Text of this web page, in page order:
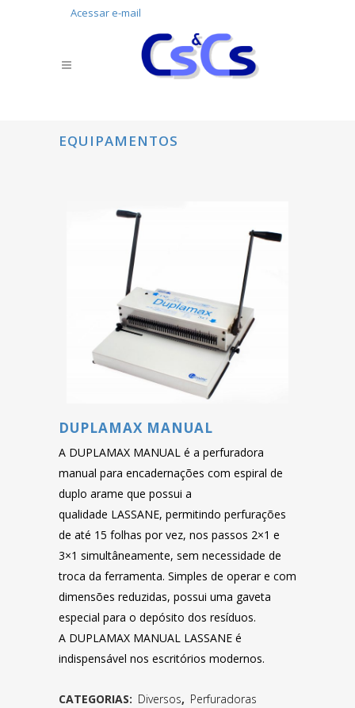
Acessar e-mail
EQUIPAMENTOS
DUPLAMAX MANUAL
A DUPLAMAX MANUAL é a perfuradora
manual para encadernações com espiral de
duplo arame que possui a
qualidade LASSANE, permitindo perfurações
de até 15 folhas por vez, nos passos 2×1 e
3×1 simultâneamente, sem necessidade de
troca da ferramenta. Simples de operar e com
dimensões reduzidas, possui uma gaveta
especial para o depósito dos resíduos.
A DUPLAMAX MANUAL LASSANE é
indispensável nos escritórios modernos.
CATEGORIAS: Diversos, Perfuradoras